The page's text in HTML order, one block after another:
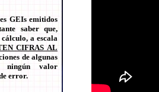
GEIs emitidos
saber que,
a escala
CIFRAS AL
de algunas
ningún valor
error.